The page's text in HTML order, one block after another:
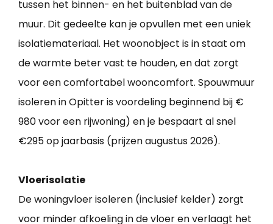
tussen het binnen- en het buitenblad van de
muur. Dit gedeelte kan je opvullen met een uniek
isolatiemateriaal. Het woonobject is in staat om
de warmte beter vast te houden, en dat zorgt
voor een comfortabel wooncomfort. Spouwmuur
isoleren in Opitter is voordeling beginnend bij €
980 voor een rijwoning) en je bespaart al snel
€295 op jaarbasis (prijzen augustus 2026).
Vloerisolatie
De woningvloer isoleren (inclusief kelder) zorgt
voor minder afkoeling in de vloer en verlaagt het